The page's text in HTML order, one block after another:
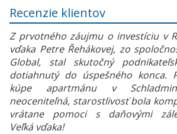
Recenzie klientov
Z prvotného záujmu o investíciu v
vďaka Petre Řehákovej, zo
Global, stal skutočný
dotiahnutý do úspešného konca.
kúpe apartmánu v
neoceniteľná, starostlivosť bola
vrátane pomoci s daňovými
Veľká vďaka!